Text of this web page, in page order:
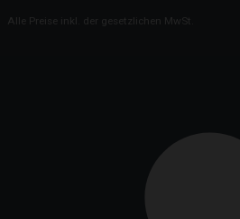
Alle Preise inkl. der gesetzlichen MwSt.